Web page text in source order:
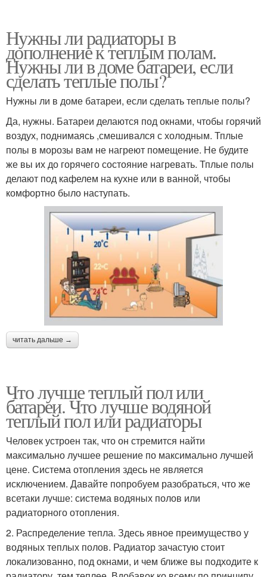
Нужны ли радиаторы в
дополнение к теплым полам.
Нужны ли в доме батареи, если
сделать теплые полы?
Нужны ли в доме батареи, если сделать теплые полы?
Да, нужны. Батареи делаются под окнами, чтобы горячий
воздух, поднимаясь ,смешивался с холодным. Тплые
полы в морозы вам не нагреют помещение. Не будите
же вы их до горячего состояние нагревать. Тплые полы
делают под кафелем на кухне или в ванной, чтобы
комфортно было наступать.
читать дальше →
Что лучше теплый пол или
батареи. Что лучше водяной
теплый пол или радиаторы
Человек устроен так, что он стремится найти
максимально лучшее решение по максимально лучшей
цене. Система отопления здесь не является
исключением. Давайте попробуем разобраться, что же
всетаки лучше: система водяных полов или
радиаторного отопления.
2. Распределение тепла. Здесь явное преимущество у
водяных теплых полов. Радиатор зачастую стоит
локализованно, под окнами, и чем ближе вы подходите к